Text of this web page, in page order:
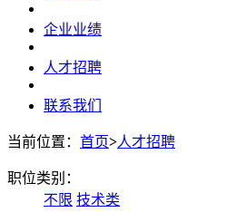
企业业绩
人才招聘
联系我们
当前位置： 首页>人才招聘
职位类别：
不限 技术类